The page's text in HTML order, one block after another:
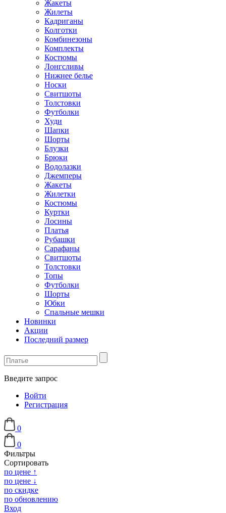
Жакеты
Жилеты
Кадриганы
Колготки
Комбинезоны
Комплекты
Костюмы
Лонгсливы
Нижнее белье
Носки
Свитшоты
Толстовки
Футболки
Худи
Шапки
Шорты
Блузки
Брюки
Водолазки
Джемперы
Жакеты
Жилетки
Костюмы
Куртки
Лосины
Платья
Рубашки
Сарафаны
Свитшоты
Толстовки
Топы
Футболки
Шорты
Юбки
Спальные мешки
Новинки
Акции
Последний размер
Введите запрос
Войти
Регистрация
0
0
Фильтры
Сортировать
по цене ↑
по цене ↓
по скидке
по обновлению
Вход